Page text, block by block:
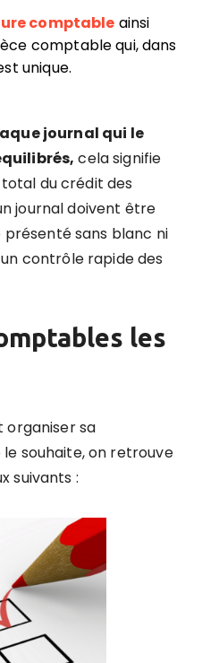
comptable ainsi
comptable qui, dans
unique.
journal qui le
cela signifie
du crédit des
journal doivent être
présenté sans blanc ni
contrôle rapide des
les
organiser sa
souhaite, on retrouve
suivants :